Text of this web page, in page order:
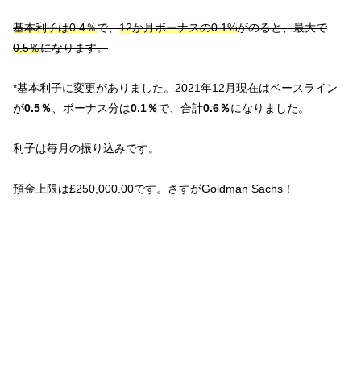
基本利子は0.4％で、12か月ボーナスの0.1%がのると、最大で
0.5％になります。
*基本利子に変更がありました。2021年12月現在はベースライン
が0.5％ 、ボーナス分は0.1％で、合計0.6％になりました。
利子は毎月の振り込みです。
預金上限は£250,000.00です。さすがGoldman Sachs！